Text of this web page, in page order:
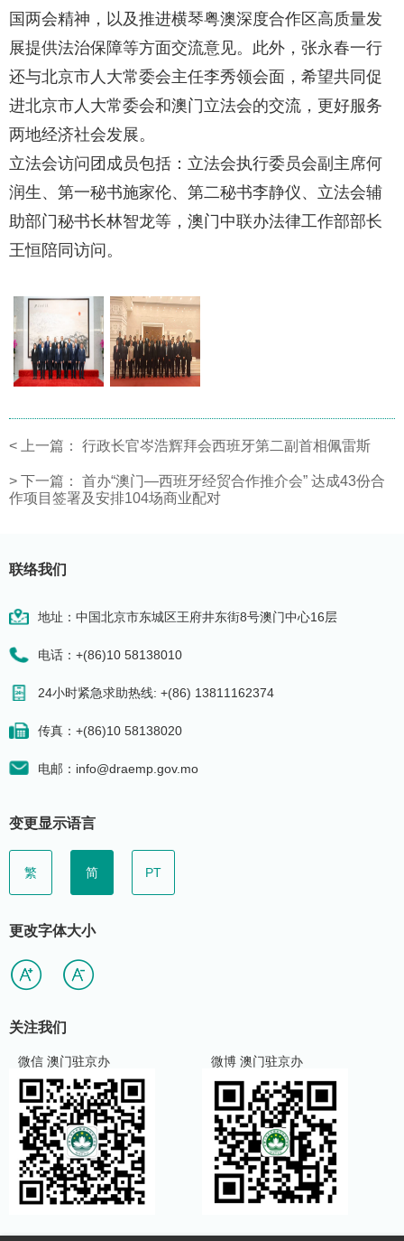
国两会精神，以及推进横琴粤澳深度合作区高质量发
展提供法治保障等方面交流意见。此外，张永春一行
还与北京市人大常委会主任李秀领会面，希望共同促
进北京市人大常委会和澳门立法会的交流，更好服务
两地经济社会发展。
立法会访问团成员包括：立法会执行委员会副主席何
润生、第一秘书施家伦、第二秘书李静仪、立法会辅
助部门秘书长林智龙等，澳门中联办法律工作部部长
王恒陪同访问。
< 上一篇： 行政长官岑浩辉拜会西班牙第二副首相佩雷斯
> 下一篇：
首办“澳门—西班牙经贸合作推介会” 达成43份合
作项目签署及安排104场商业配对
联络我们
地址：中国北京市东城区王府井东街8号澳门中心16层
电话：+(86)10 58138010
24小时紧急求助热线: +(86) 13811162374
传真：+(86)10 58138020
电邮：info@draemp.gov.mo
变更显示语言
繁 简 PT
更改字体大小
关注我们
微信 澳门驻京办 微博 澳门驻京办